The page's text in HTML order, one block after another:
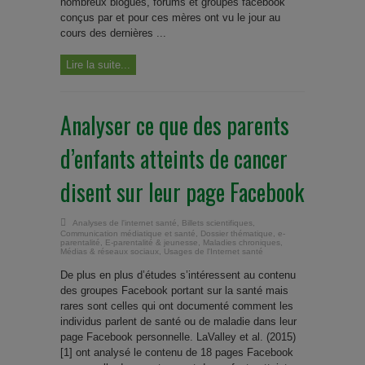
conçus par et pour ces mères ont vu le jour au
cours des dernières ...
Lire la suite...
Analyser ce que des parents
d’enfants atteints de cancer
disent sur leur page Facebook
Analyses de l'internet santé Billets scientifiques
Communication médiatique et santé
Dossier thématique
e-
parentalité
E-parentalité & jeunesse Maladies chroniques
Médias & réseaux sociaux
Usages de l'Internet santé
De plus en plus d’études s’intéressent au contenu
des groupes Facebook portant sur la santé mais
rares sont celles qui ont documenté comment les
individus parlent de santé ou de maladie dans leur
page Facebook personnelle. LaValley et al. (2015)
[1] ont analysé le contenu de 18 pages Facebook